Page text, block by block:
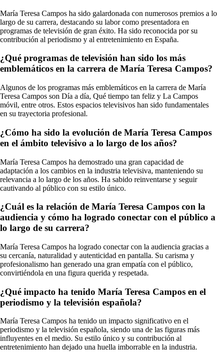
María Teresa Campos ha sido galardonada con numerosos premios a lo
largo de su carrera, destacando su labor como presentadora en
programas de televisión de gran éxito. Ha sido reconocida por su
contribución al periodismo y al entretenimiento en España.
¿Qué programas de televisión han sido los más
emblemáticos en la carrera de María Teresa Campos?
Algunos de los programas más emblemáticos en la carrera de María
Teresa Campos son Día a día, Qué tiempo tan feliz y La Campos
móvil, entre otros. Estos espacios televisivos han sido fundamentales
en su trayectoria profesional.
¿Cómo ha sido la evolución de María Teresa Campos
en el ámbito televisivo a lo largo de los años?
María Teresa Campos ha demostrado una gran capacidad de
adaptación a los cambios en la industria televisiva, manteniendo su
relevancia a lo largo de los años. Ha sabido reinventarse y seguir
cautivando al público con su estilo único.
¿Cuál es la relación de María Teresa Campos con la
audiencia y cómo ha logrado conectar con el público a
lo largo de su carrera?
María Teresa Campos ha logrado conectar con la audiencia gracias a
su cercanía, naturalidad y autenticidad en pantalla. Su carisma y
profesionalismo han generado una gran empatía con el público,
convirtiéndola en una figura querida y respetada.
¿Qué impacto ha tenido María Teresa Campos en el
periodismo y la televisión española?
María Teresa Campos ha tenido un impacto significativo en el
periodismo y la televisión española, siendo una de las figuras más
influyentes en el medio. Su estilo único y su contribución al
entretenimiento han dejado una huella imborrable en la industria.